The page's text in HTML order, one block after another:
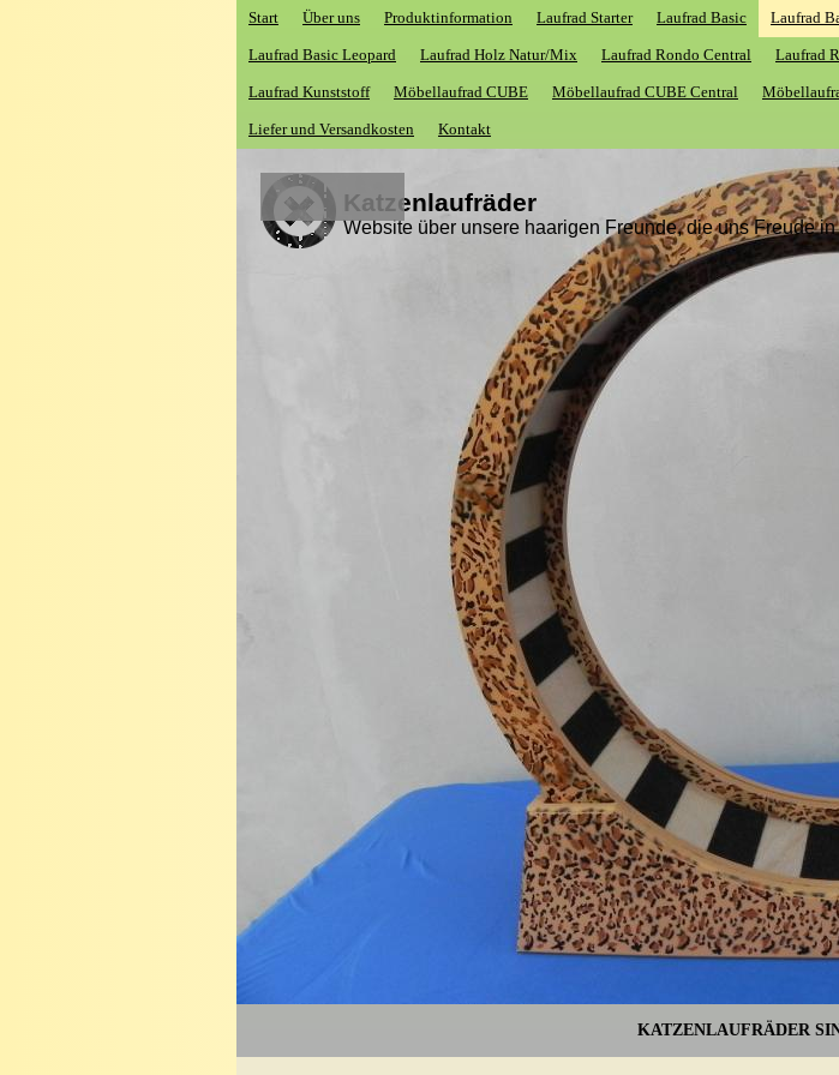
Start Über uns Produktinformation Laufrad Starter Laufrad Basic Laufrad
Laufrad Basic Leopard Laufrad Holz Natur/Mix Laufrad Rondo Central Laufrad
Laufrad Kunststoff Möbellaufrad CUBE Möbellaufrad CUBE Central
Liefer und Versandkosten Kontakt
Katzenlaufräder
Website über unsere haarigen Freunde, die uns Freude
KATZENLAUFRÄDER SIND